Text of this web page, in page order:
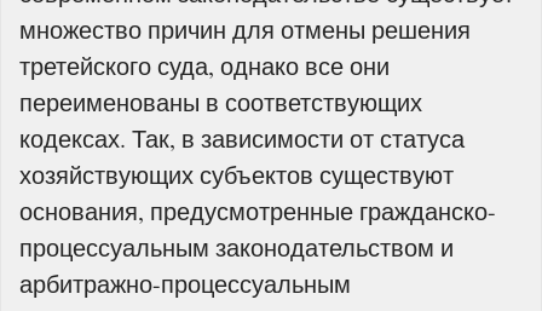
множество причин для отмены решения
третейского суда, однако все они
переименованы в соответствующих
кодексах. Так, в зависимости от статуса
хозяйствующих субъектов существуют
основания, предусмотренные гражданско-
процессуальным законодательством и
арбитражно-процессуальным